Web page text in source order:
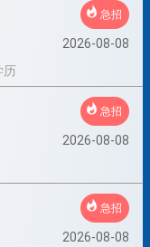
急招
2026-08-08
历
急招
2026-08-08
急招
2026-08-08